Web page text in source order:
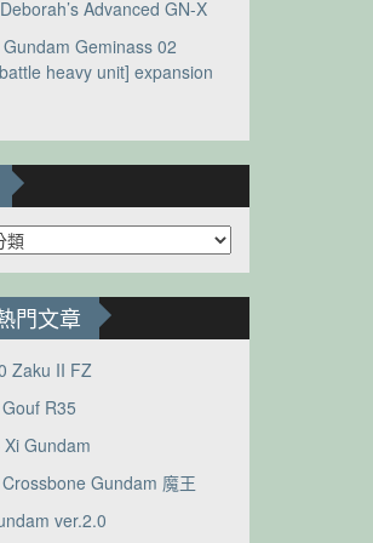
Advanced GN-X
Gundam Geminass 02
heavy unit] expansion
門文章
Zaku II FZ
R35
Xi Gundam
Gundam 魔王
ver.2.0